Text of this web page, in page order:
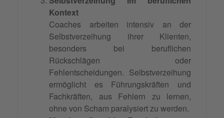
Kontext
Coaches arbeiten intensiv an der
Selbstverzeihung ihrer Klienten,
besonders bei beruflichen
Rückschlägen oder
Fehlentscheidungen. Selbstverzeihung
ermöglicht es Führungskräften und
Fachkräften, aus Fehlern zu lernen,
ohne von Scham paralysiert zu werden.